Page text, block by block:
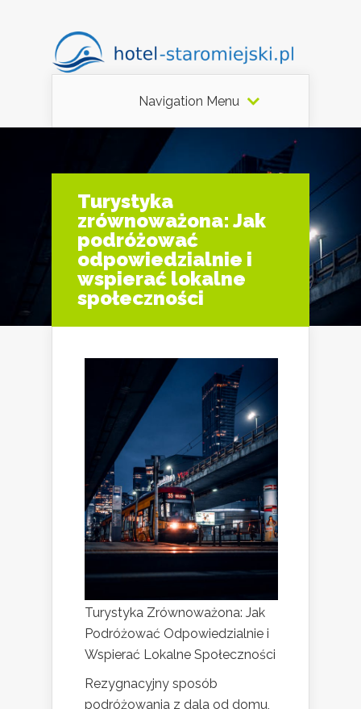
Navigation Menu
Turystyka
zrównoważona: Jak
podróżować
odpowiedzialnie i
wspierać lokalne
społeczności
Turystyka Zrównoważona: Jak
Podróżować Odpowiedzialnie i
Wspierać Lokalne Społeczności
Rezygnacyjny sposób
podróżowania z dala od domu,